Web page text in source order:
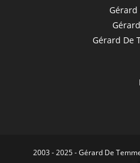
Gérard
Gérard De
2003 - 2025 - Gérard De